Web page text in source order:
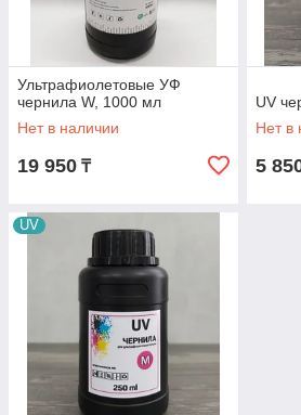
Ультрафиолетовые УФ
чернила W, 1000 мл
Нет в наличии
19 950 ₸
UV
Нет в
5
UV